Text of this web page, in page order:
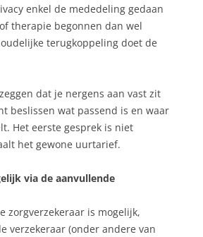
enkel de mededeling gedaan
therapie begonnen dan wel
terugkoppeling doet de
dat je nergens aan vast zit
beslissen wat passend is en waar
Het eerste gesprek is niet
het gewone uurtarief.
via de aanvullende
zorgverzekeraar is mogelijk,
verzekeraar (onder andere van